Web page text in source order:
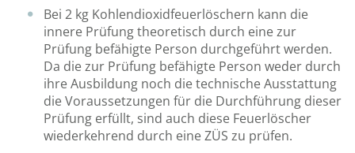
Bei 2 kg Kohlendioxidfeuerlöschern kann die
innere Prüfung theoretisch durch eine zur
Prüfung befähigte Person durchgeführt werden.
Da die zur Prüfung befähigte Person weder durch
ihre Ausbildung noch die technische Ausstattung
die Voraussetzungen für die Durchführung dieser
Prüfung erfüllt, sind auch diese Feuerlöscher
wiederkehrend durch eine ZÜS zu prüfen.